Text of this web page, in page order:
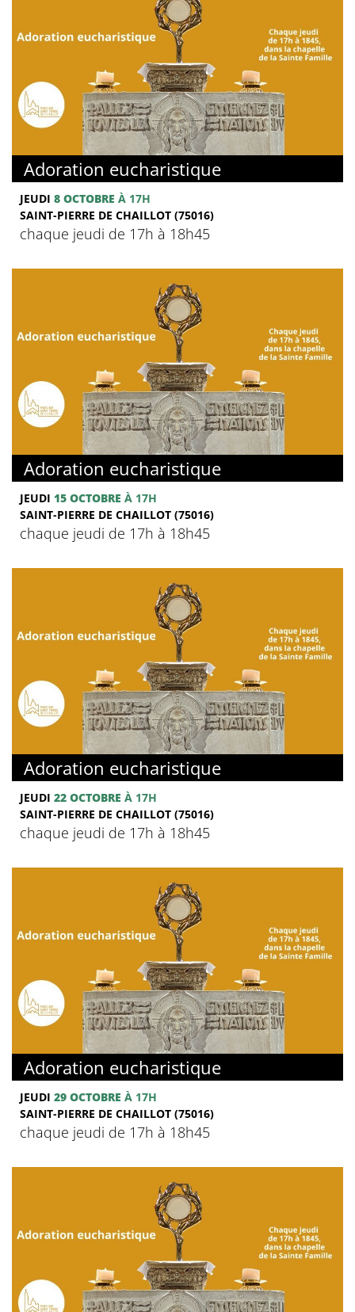
Adoration eucharistique
JEUDI 8 OCTOBRE À 17H
SAINT-PIERRE DE CHAILLOT (75016)
chaque jeudi de 17h à 18h45
Adoration eucharistique
JEUDI 15 OCTOBRE À 17H
SAINT-PIERRE DE CHAILLOT (75016)
chaque jeudi de 17h à 18h45
Adoration eucharistique
JEUDI 22 OCTOBRE À 17H
SAINT-PIERRE DE CHAILLOT (75016)
chaque jeudi de 17h à 18h45
Adoration eucharistique
JEUDI 29 OCTOBRE À 17H
SAINT-PIERRE DE CHAILLOT (75016)
chaque jeudi de 17h à 18h45